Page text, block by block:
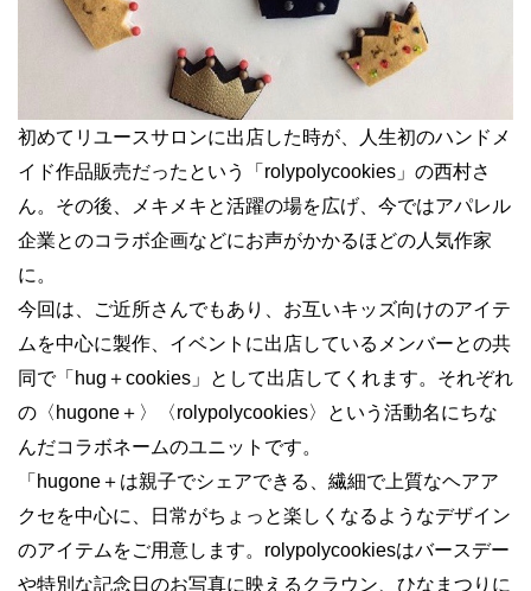
初めてリユースサロンに出店した時が、人生初のハンドメ
イド作品販売だったという「rolypolycookies」の西村さ
ん。その後、メキメキと活躍の場を広げ、今ではアパレル
企業とのコラボ企画などにお声がかかるほどの人気作家
に。
今回は、ご近所さんでもあり、お互いキッズ向けのアイテ
ムを中心に製作、イベントに出店しているメンバーとの共
同で「hug＋cookies」として出店してくれます。それぞれ
の〈hugone＋〉〈rolypolycookies〉という活動名にちな
んだコラボネームのユニットです。
「hugone＋は親子でシェアできる、繊細で上質なヘアア
クセを中心に、日常がちょっと楽しくなるようなデザイン
のアイテムをご用意します。rolypolycookiesはバースデー
や特別な記念日のお写真に映えるクラウン、ひなまつりに